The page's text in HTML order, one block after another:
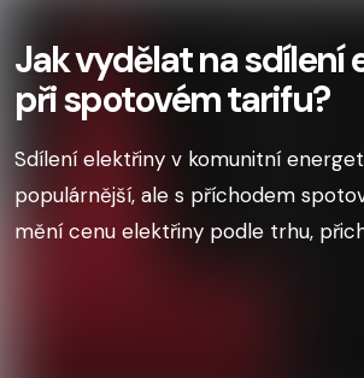
Jak vydělat na sdílení
při spotovém tarifu?
Sdílení elektřiny v komunitní
populárnější, ale s příchodem
mění cenu elektřiny podle trhu,